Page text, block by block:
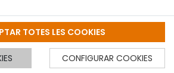
TOTES LES COOKIES
CONFIGURAR COOKIES
(ISGlobal), 2018.